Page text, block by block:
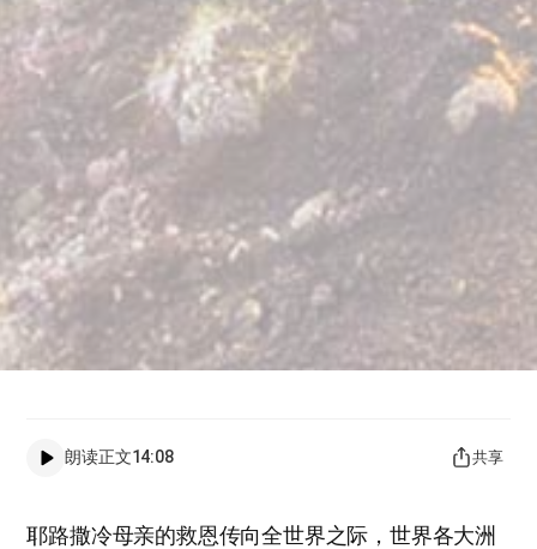
朗读正文14:08 共享
耶路撒冷母亲的救恩传向全世界之际，世界各大洲